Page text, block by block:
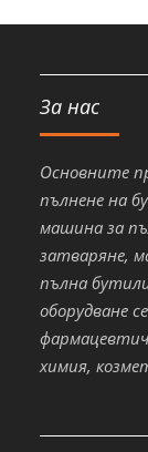
За нас
Основните
пълнене на
машина за
затваряне,
пълна
оборудване
химия,